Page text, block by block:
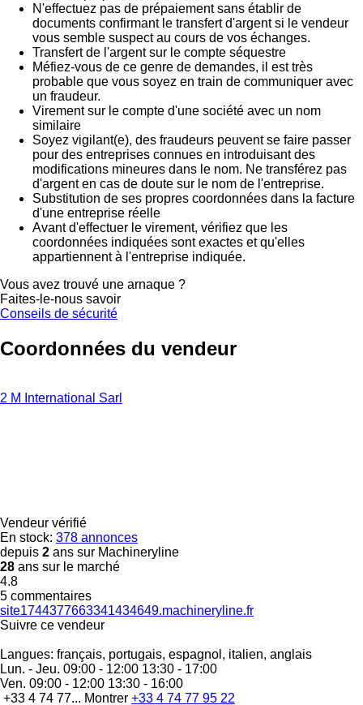
N'effectuez pas de prépaiement sans établir de
documents confirmant le transfert d'argent si le vendeur
vous semble suspect au cours de vos échanges.
Transfert de l'argent sur le compte séquestre
Méfiez-vous de ce genre de demandes, il est très
probable que vous soyez en train de communiquer avec
un fraudeur.
Virement sur le compte d'une société avec un nom
similaire
Soyez vigilant(e), des fraudeurs peuvent se faire passer
pour des entreprises connues en introduisant des
modifications mineures dans le nom. Ne transférez pas
d'argent en cas de doute sur le nom de l'entreprise.
Substitution de ses propres coordonnées dans la facture
d'une entreprise réelle
Avant d'effectuer le virement, vérifiez que les
coordonnées indiquées sont exactes et qu'elles
appartiennent à l'entreprise indiquée.
Vous avez trouvé une arnaque ?
Faites-le-nous savoir
Conseils de sécurité
Coordonnées du vendeur
2 M International Sarl
Vendeur vérifié
En stock: 378 annonces
depuis 2 ans sur Machineryline
28 ans sur le marché
4.8
5 commentaires
site1744377663341434649.machineryline.fr
Suivre ce vendeur
Langues: français, portugais, espagnol, italien, anglais
Lun. - Jeu. 09:00 - 12:00 13:30 - 17:00
Ven. 09:00 - 12:00 13:30 - 16:00
+33 4 74 77... Montrer +33 4 74 77 95 22